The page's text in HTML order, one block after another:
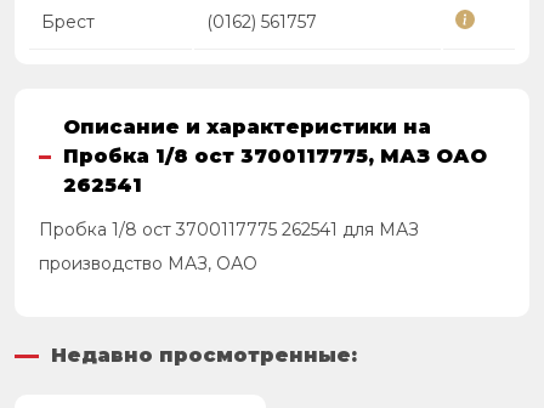
Брест (0162) 561757
Описание и характеристики на
Пробка 1/8 ост 3700117775, МАЗ ОАО
262541
Пробка 1/8 ост 3700117775 262541 для МАЗ
производство МАЗ, ОАО
Недавно просмотренные: